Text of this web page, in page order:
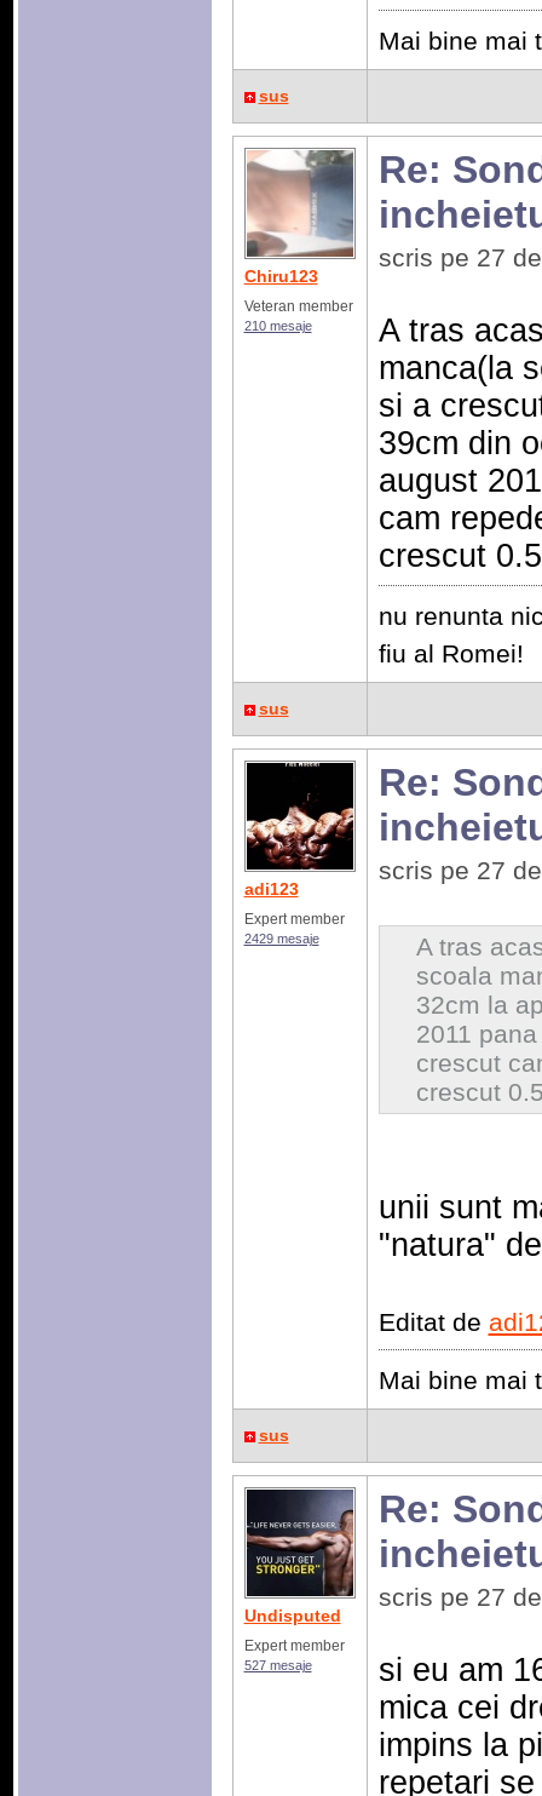
Mai bine mai
sus
Chiru123
Veteran member
210 mesaje
Re:
scris pe 27
A tras
manca(la
si a
39cm din
august
cam
crescut
nu renunta
fiu al Romei!
sus
adi123
Expert member
2429 mesaje
Re:
scris pe 27
A tras
scoala
32cm la
2011
crescut
crescut
unii sunt
"natura"
Editat de
Mai bine mai
sus
Undisputed
Expert member
527 mesaje
Re:
scris pe 27
si eu am
mica cei
impins la
repetari